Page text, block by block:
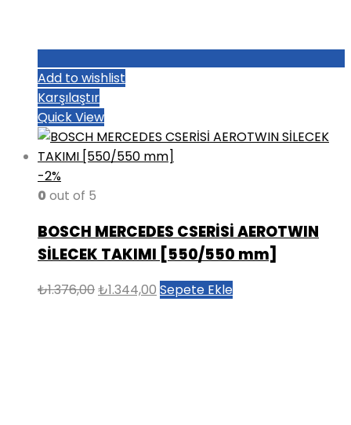
Add to wishlist
Karşılaştır
Quick View
-2%
0 out of 5
BOSCH MERCEDES CSERİSİ AEROTWIN
SİLECEK TAKIMI [550/550 mm]
₺1.376,00Orijinal
₺1.344,00 Şu
Sepete Ekle